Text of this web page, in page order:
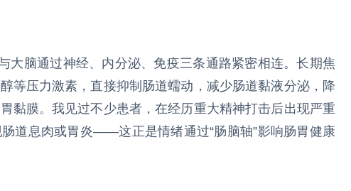
大脑通过神经、内分泌、免疫三条通路紧密相连。长期焦
等压力激素，直接抑制肠道蠕动，减少肠道黏液分泌，降
黏膜。我见过不少患者，在经历重大精神打击后出现严重
道息肉或胃炎——这正是情绪通过“肠脑轴”影响肠胃健康